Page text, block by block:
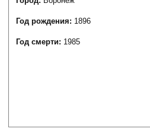
Год рождения: 1896
Год смерти: 1985